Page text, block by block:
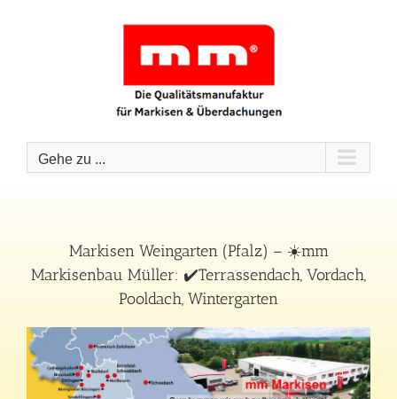
Gehe zu ...
Markisen Weingarten (Pfalz) – ☀️mm
Markisenbau Müller: ✔️Terrassendach, Vordach,
Pooldach, Wintergarten